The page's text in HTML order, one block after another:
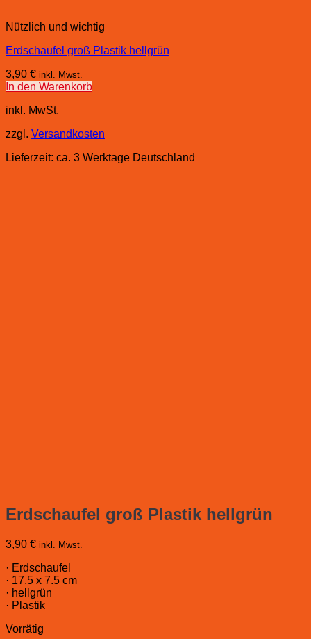
Nützlich und wichtig
Erdschaufel groß Plastik hellgrün
3,90 € inkl. Mwst.
In den Warenkorb
inkl. MwSt.
zzgl. Versandkosten
Lieferzeit: ca. 3 Werktage Deutschland
Erdschaufel groß Plastik hellgrün
3,90 € inkl. Mwst.
· Erdschaufel
· 17.5 x 7.5 cm
· hellgrün
· Plastik
Vorrätig